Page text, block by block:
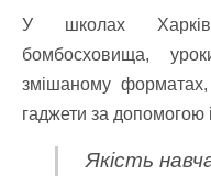
У школах
бомбосховища,
змішаному форматах,
гаджети за допомогою
Якість